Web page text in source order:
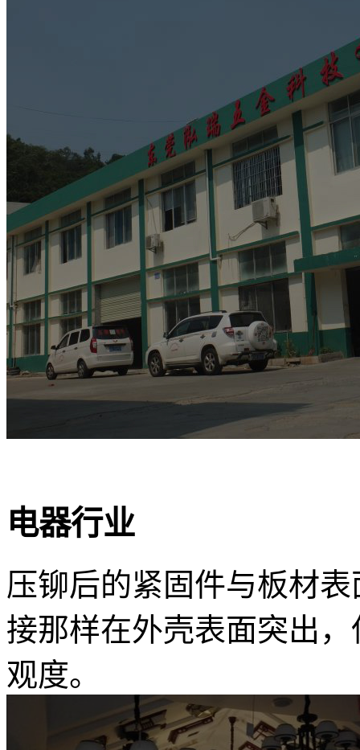
电器行业
压铆后的紧固件与板材
接那样在外壳表面突出
观度。